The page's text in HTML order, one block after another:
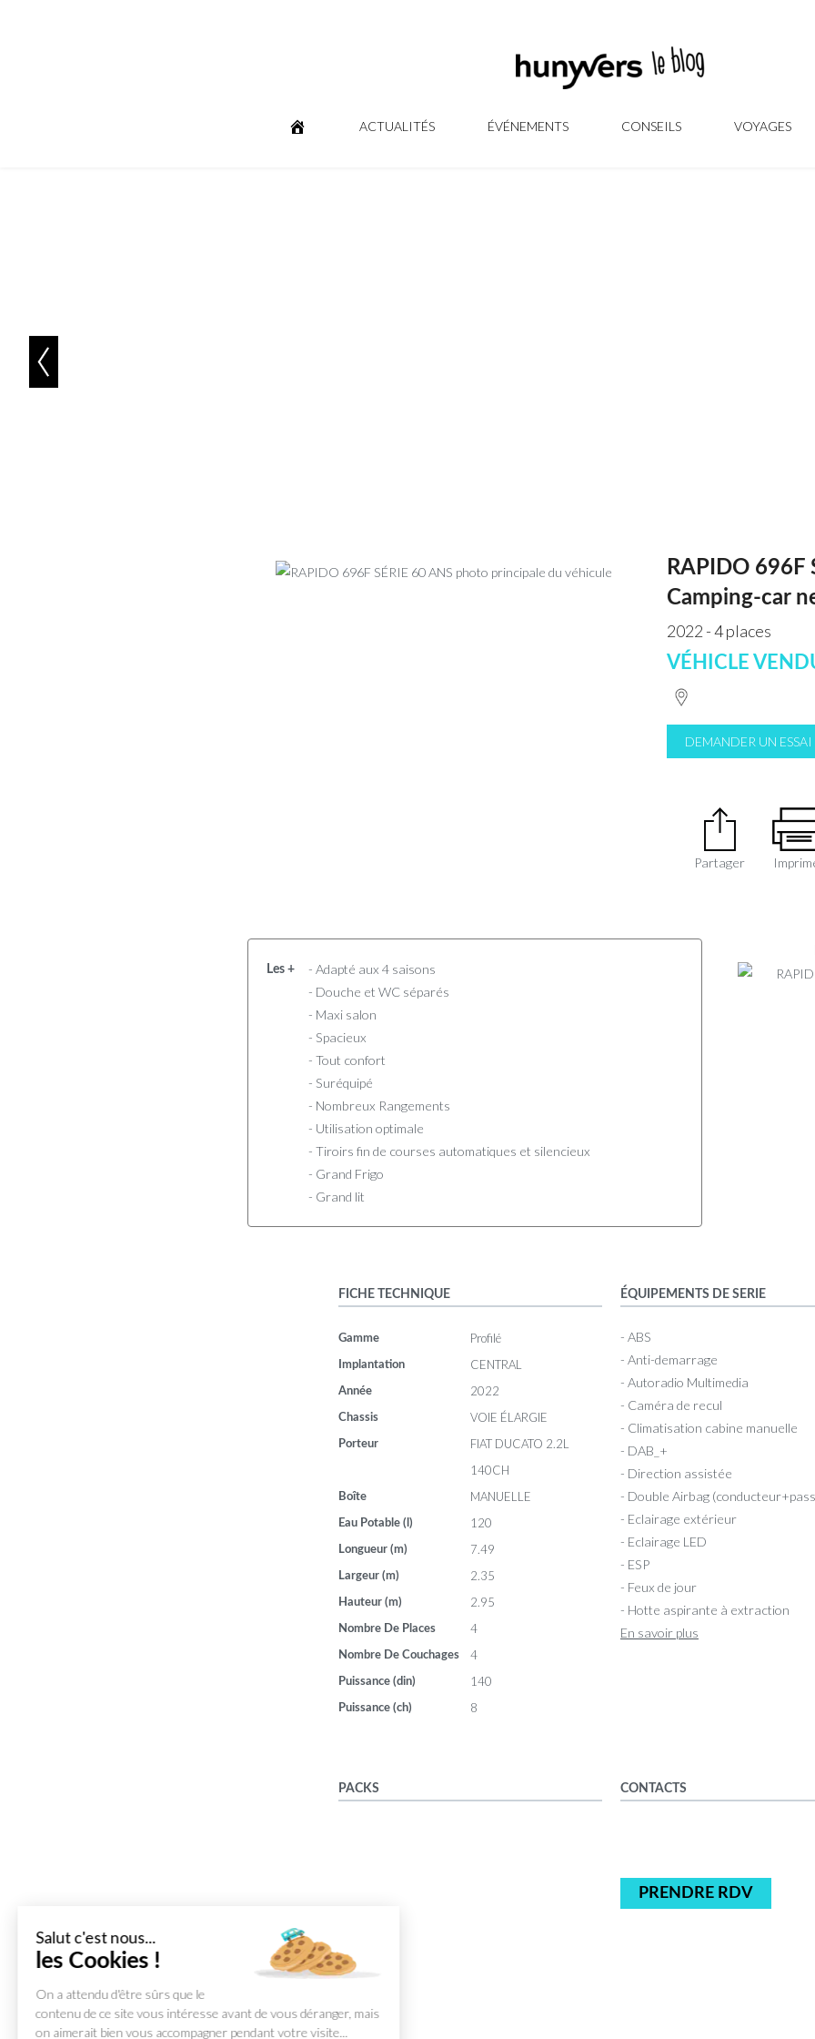
ACTUALITÉS ÉVÉNEMENTS CONSEILS VOYAGES
RAPIDO 696F
Camping-car
2022 - 4 places
VÉHICLE
DEMANDER UN ESSAI
Partager
Les +
- Adapté aux 4 saisons
- Douche et WC séparés
- Maxi salon
- Spacieux
- Tout confort
- Suréquipé
- Nombreux Rangements
- Utilisation optimale
- Tiroirs fin de courses automatiques et silencieux
- Grand Frigo
- Grand lit
FICHE TECHNIQUE
Gamme Profilé
Implantation CENTRAL
Année 2022
Chassis VOIE ÉLARGIE
Porteur
FIAT DUCATO 2.2L
140CH
Boîte MANUELLE
Eau Potable (l) 120
Longueur (m) 7.49
Largeur (m) 2.35
Hauteur (m) 2.95
Nombre De Places 4
Nombre De Couchages 4
Puissance (din) 140
Puissance (ch) 8
ÉQUIPEMENTS DE SERIE
- ABS
- Anti-demarrage
- Autoradio Multimedia
- Caméra de recul
- Climatisation cabine manuelle
- DAB_+
- Direction assistée
- Double Airbag
- Eclairage extérieur
- Eclairage LED
- ESP
- Feux de jour
- Hotte aspirante à extraction
En savoir plus
PACKS CONTACTS
PRENDRE RDV
Salut c'est nous...
les Cookies !
On a attendu d'être sûrs que le
contenu de ce site vous intéresse avant de vous déranger, mais
on aimerait bien vous accompagner pendant votre visite...